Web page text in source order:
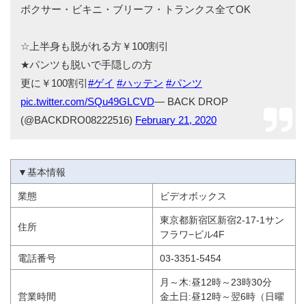
ボクサー・ビキニ・ブリーフ・トランクス全てOK
☆上半身も脱がれる方￥100割引
★パンツも脱いで手隠しの方
更に￥100割引#ゲイ #ハッテン #パンツ
pic.twitter.com/SQu49GLCVD— BACK DROP
(@BACKDRO08222516) February 21, 2020
▼基本情報
業態 ビデオボックス
住所
東京都新宿区新宿2-17-1サン
フラワ−ビル4F
電話番号 03-3351-5454
営業時間
月～木:昼12時～23時30分
金土日:昼12時～翌6時（日曜